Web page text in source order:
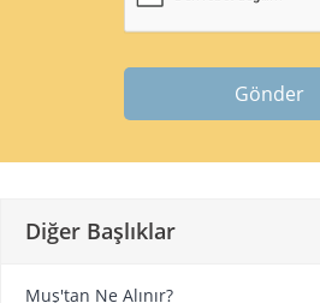
Gönder
Diğer Başlıklar
Muş'tan Ne Alınır?